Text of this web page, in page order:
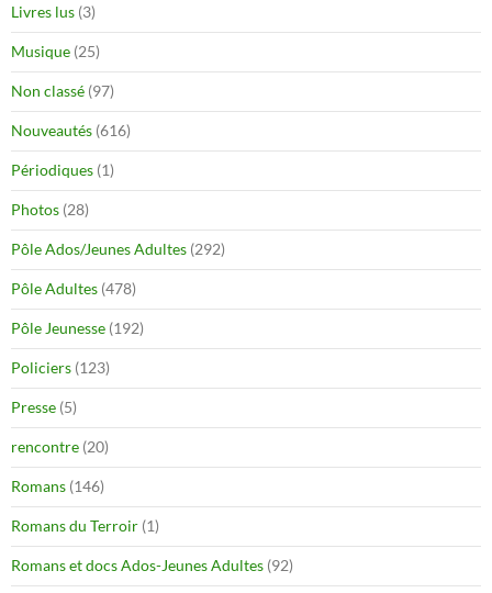
Livres lus (3)
Musique (25)
Non classé (97)
Nouveautés (616)
Périodiques (1)
Photos (28)
Pôle Ados/Jeunes Adultes (292)
Pôle Adultes (478)
Pôle Jeunesse (192)
Policiers (123)
Presse (5)
rencontre (20)
Romans (146)
Romans du Terroir (1)
Romans et docs Ados-Jeunes Adultes (92)